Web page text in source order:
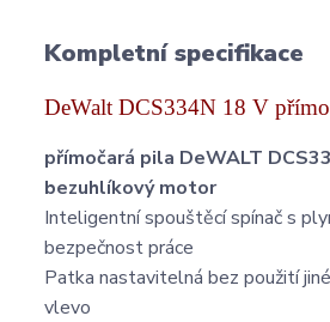
Kompletní specifikace
DeWalt DCS334N 18 V
přímočará pila DeWALT
bezuhlíkový motor
Inteligentní spouštěcí spínač s
bezpečnost práce
Patka nastavitelná bez použití
vlevo